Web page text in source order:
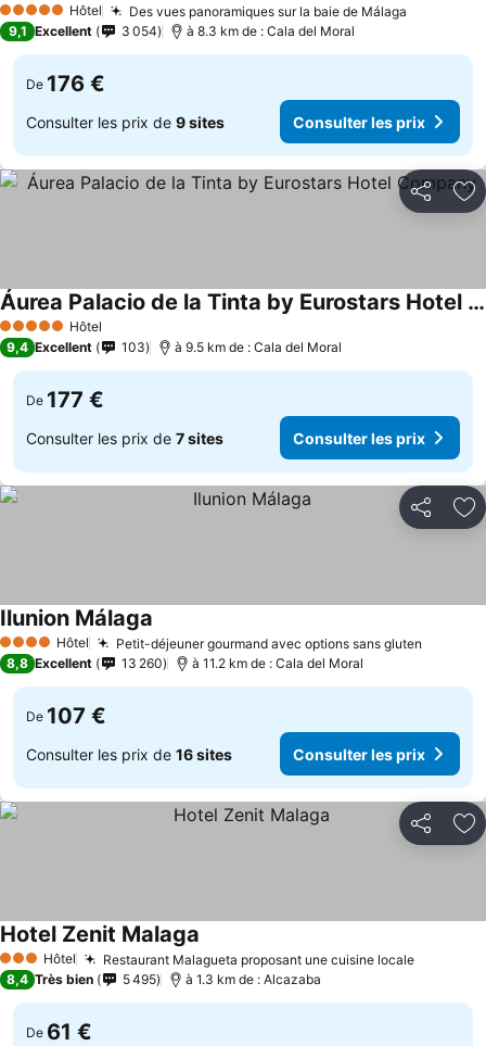
5 Étoiles Hôtel Des vues panoramiques sur la baie de Málaga
Consulter les prix
9,1 Excellent 3 054 à 8.3 km de : Cala del Moral
De 176 €
Consulter les prix de 9 sites Consulter les prix
Partager
5 Étoiles Hôtel
Áurea Palacio de la Tinta by Eurostars Hotel Company
Consulter les prix
9,4 Excellent 103 à 9.5 km de : Cala del Moral
De 177 €
Consulter les prix de 7 sites Consulter les prix
Partager
4 Étoiles Hôtel Petit-déjeuner gourmand avec options sans gluten
Ilunion Málaga
8,8 Excellent 13 260 à 11.2 km de : Cala del Moral
De 107 €
Consulter les prix de 16 sites Consulter les prix
Partager
3 ÉtoilesHôtel Restaurant Malagueta proposant une cuisine locale
Hotel Zenit Malaga
8,4 Très bien 5 495 à 1.3 km de : Alcazaba
De 61 €